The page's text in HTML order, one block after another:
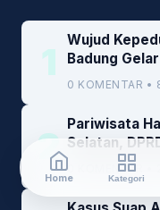
1
Wujud
Badung
0 KOMENTAR •
2
Pariwisata
Selatan,
0 KOMENTAR •
Home Kategori